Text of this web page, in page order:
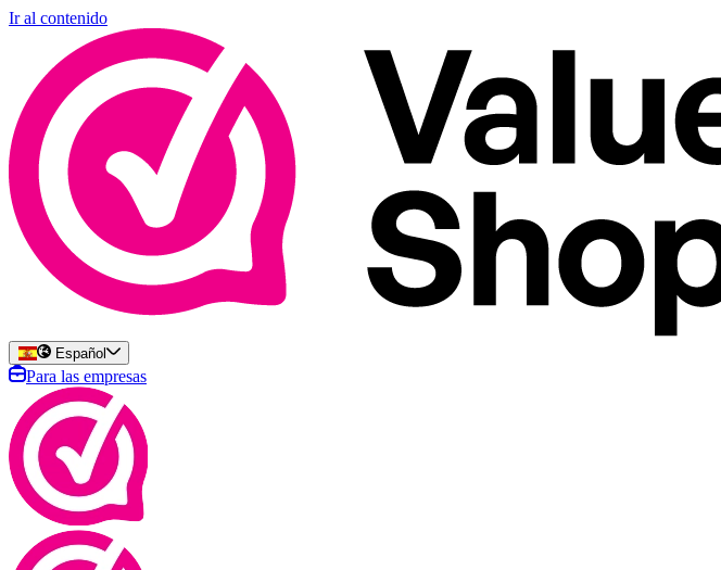
Ir al contenido
Español
Para las empresas